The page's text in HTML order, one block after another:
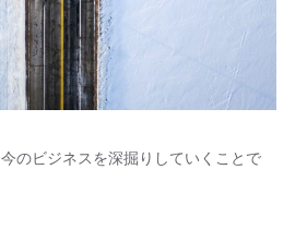
のビジネスを深掘りしていくことで